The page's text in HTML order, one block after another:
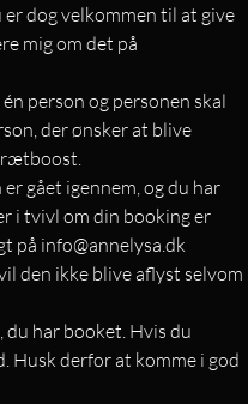
dog velkommen til at give
mig om det på
person og personen skal
der ønsker at blive
gået igennem, og du har
i tvivl om din booking er
på info@annelysa.dk
den ikke blive aflyst selvom
har booket. Hvis du
Husk derfor at komme i god